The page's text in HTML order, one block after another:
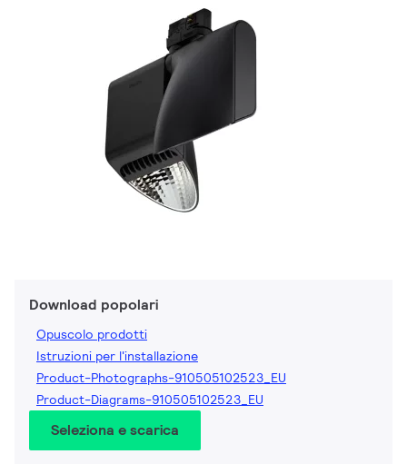
Download popolari
Opuscolo prodotti
Istruzioni per l'installazione
Product-Photographs-910505102523_EU
Product-Diagrams-910505102523_EU
Seleziona e scarica